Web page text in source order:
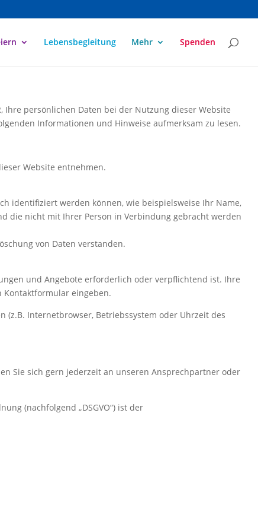
Lebensbegleitung Mehr Spenden
persönlichen Daten bei der Nutzung dieser Website
Informationen und Hinweise aufmerksam zu lesen.
Website entnehmen.
identifiziert werden können, wie beispielsweise Ihr Name,
die nicht mit Ihrer Person in Verbindung gebracht werden
von Daten verstanden.
und Angebote erforderlich oder verpflichtend ist. Ihre
Kontaktformular eingeben.
(z.B. Internetbrowser, Betriebssystem oder Uhrzeit des
Sie sich gern jederzeit an unseren Ansprechpartner oder
(nachfolgend „DSGVO“) ist der